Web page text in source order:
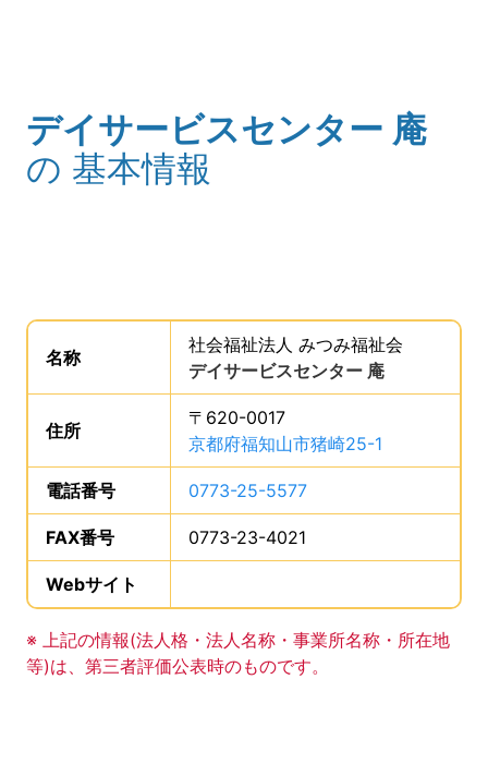
(タイトル)
デイサービスセンター 庵
の 基本情報
事業所の基礎データを読み上げます。
名称は、
社会福祉法人 みつみ福祉会
デイサービスセンター 庵
住所
〒620-0017
京都府福知山市猪崎25-1
電話番号 0773-25-5577
FAX番号 0773-23-4021
Webサイト
事業所の基礎データの読み上げは以上です。
※ 上記の情報(法人格・法人名称・事業所名称・所在地
等)は、第三者評価公表時のものです。